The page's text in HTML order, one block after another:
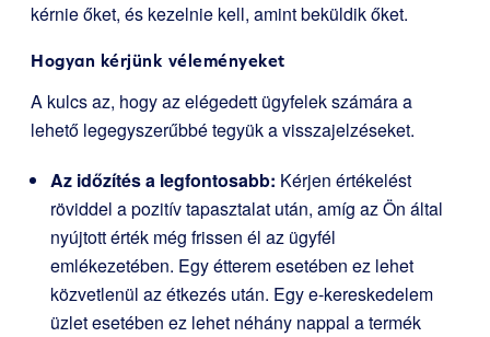
kérnie őket, és kezelnie kell, amint beküldik őket.
Hogyan kérjünk véleményeket
A kulcs az, hogy az elégedett ügyfelek számára a
lehető legegyszerűbbé tegyük a visszajelzéseket.
Az időzítés a legfontosabb: Kérjen értékelést
röviddel a pozitív tapasztalat után, amíg az Ön által
nyújtott érték még frissen él az ügyfél
emlékezetében. Egy étterem esetében ez lehet
közvetlenül az étkezés után. Egy e-kereskedelem
üzlet esetében ez lehet néhány nappal a termék